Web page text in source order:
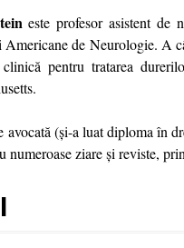
este profesor asistent
de Neurologie. A
pentru tratarea
avocată (și-a luat diploma în
numeroase ziare și reviste,